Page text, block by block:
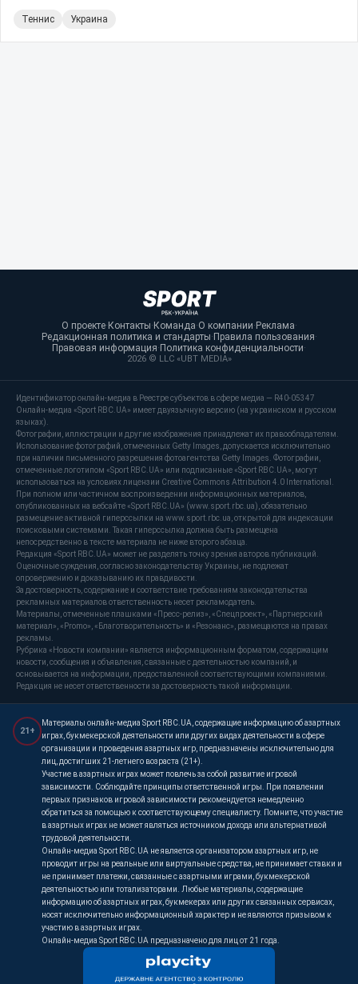
Теннис Украина
О проекте·Контакты·Команда·О компании·Реклама·
Редакционная политика и стандарты·Правила пользования·
Правовая информация·Политика конфиденциальности·
2026 © LLC «UBT MEDIA»
Идентификатор онлайн-медиа в Реестре субъектов в сфере медиа — R40-05347
Онлайн-медиа «Sport RBC.UA» имеет двуязычную версию (на украинском и русском
языках).
Фотографии, иллюстрации и другие изображения принадлежат их правообладателям.
Использование фотографий, отмеченных Getty Images, допускается исключительно
при наличии письменного разрешения фотоагентства Getty Images. Фотографии,
отмеченные логотипом «Sport RBC.UA» или подписанные «Sport RBC.UA», могут
использоваться на условиях лицензии Creative Commons Attribution 4.0 International.
При полном или частичном воспроизведении информационных материалов,
опубликованных на вебсайте «Sport RBC.UA» (www.sport.rbc.ua), обязательно
размещение активной гиперссылки на www.sport.rbc.ua, открытой для индексации
поисковыми системами. Такая гиперссылка должна быть размещена
непосредственно в тексте материала не ниже второго абзаца.
Редакция «Sport RBC.UA» может не разделять точку зрения авторов публикаций.
Оценочные суждения, согласно законодательству Украины, не подлежат
опровержению и доказыванию их правдивости.
За достоверность, содержание и соответствие требованиям законодательства
рекламных материалов ответственность несет рекламодатель.
Материалы, отмеченные плашками «Пресс-релиз», «Спецпроект», «Партнерский
материал», «Promo», «Благотворительность» и «Резонанс», размещаются на правах
рекламы.
Рубрика «Новости компании» является информационным форматом, содержащим
новости, сообщения и объявления, связанные с деятельностью компаний, и
основывается на информации, предоставленной соответствующими компаниями.
Редакция не несет ответственности за достоверность такой информации.
21+
Материалы онлайн-медиа Sport RBC.UA, содержащие информацию об азартных
играх, букмекерской деятельности или других видах деятельности в сфере
организации и проведения азартных игр, предназначены исключительно для
лиц, достигших 21-летнего возраста (21+).
Участие в азартных играх может повлечь за собой развитие игровой
зависимости. Соблюдайте принципы ответственной игры. При появлении
первых признаков игровой зависимости рекомендуется немедленно
обратиться за помощью к соответствующему специалисту. Помните, что участие
в азартных играх не может являться источником дохода или альтернативой
трудовой деятельности.
Онлайн-медиа Sport RBC.UA не является организатором азартных игр, не
проводит игры на реальные или виртуальные средства, не принимает ставки и
не принимает платежи, связанные с азартными играми, букмекерской
деятельностью или тотализаторами. Любые материалы, содержащие
информацию об азартных играх, букмекерах или других связанных сервисах,
носят исключительно информационный характер и не являются призывом к
участию в азартных играх.
Онлайн-медиа Sport RBC.UA предназначено для лиц от 21 года.